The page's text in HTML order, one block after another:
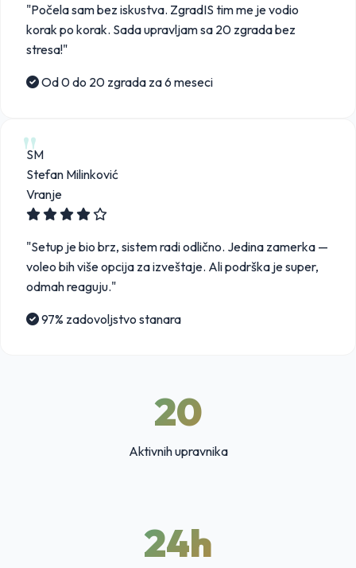
"Počela sam bez iskustva. ZgradIS tim me je vodio
korak po korak. Sada upravljam sa 20 zgrada bez
stresa!"
Od 0 do 20 zgrada za 6 meseci
SM
Stefan Milinković
Vranje
"Setup je bio brz, sistem radi odlično. Jedina zamerka —
voleo bih više opcija za izveštaje. Ali podrška je super,
odmah reaguju."
97% zadovoljstvo stanara
20
Aktivnih upravnika
24h